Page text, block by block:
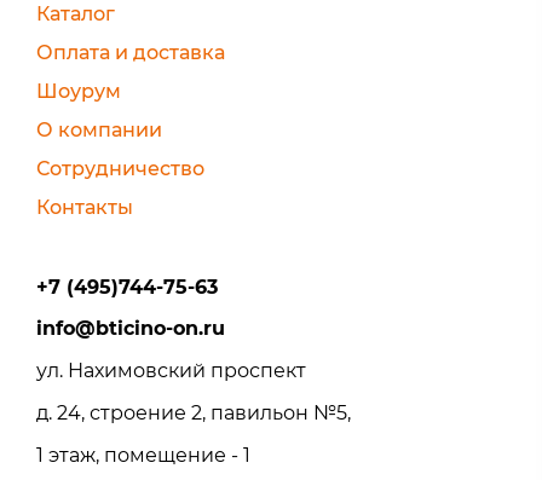
Каталог
Оплата и доставка
Шоурум
О компании
Сотрудничество
Контакты
+7 (495)744-75-63
info@bticino-on.ru
ул. Нахимовский проспект
д. 24, строение 2, павильон №5,
1 этаж, помещение - 1